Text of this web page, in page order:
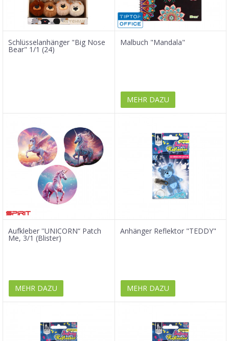
Schlüsselanhänger "Big Nose
Bear" 1/1 (24)
Malbuch "Mandala"
MEHR DAZU
Aufkleber ''UNICORN“ Patch
Me, 3/1 (Blister)
MEHR DAZU
Anhänger Reflektor "TEDDY"
MEHR DAZU